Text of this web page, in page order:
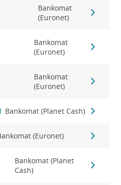
Bankomat
(Euronet)
Bankomat
(Euronet)
Bankomat
(Euronet)
Bankomat (Planet Cash)
(Euronet)
Bankomat (Planet
Cash)